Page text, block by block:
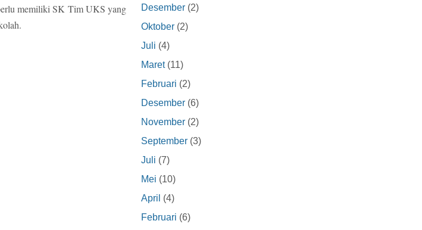
memiliki SK Tim UKS yang
Desember (2)
Oktober (2)
Juli (4)
Maret(11)
Februari (2)
Desember (6)
November (2)
September (3)
Juli (7)
Mei (10)
April (4)
Februari (6)